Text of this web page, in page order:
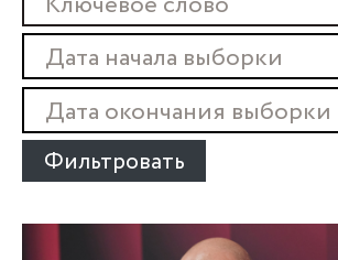
Фильтровать